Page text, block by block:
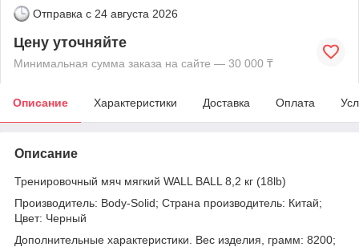
Отправка с 24 августа 2026
Цену уточняйте
Минимальная сумма заказа на сайте — 30 000 ₸
Описание Характеристики Доставка Оплата
Описание
Тренировочный мяч мягкий WALL BALL 8,2 кг (18lb)
Производитель: Body-Solid; Страна производитель: Китай;
Цвет: Черный
Дополнительные характеристики. Вес изделия, грамм: 8200;